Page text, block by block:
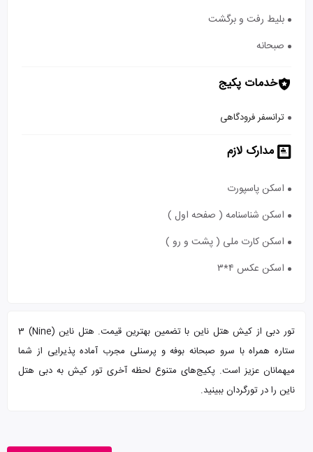
بلیط رفت و برگشت
صبحانه
خدمات پکیج
ترانسفر فرودگاهی
مدارک لازم
اسکن پاسپورت
اسکن شناسنامه ( صفحه اول )
اسکن کارت ملی ( پشت و رو )
اسکن عکس ۴*۳
تور دبی از کیش هتل ناین با تضمین بهترین قیمت. هتل ناین (Nine) 3
ستاره همراه با سرو صبحانه بوفه و پرسنلی مجرب آماده پذیرایی از شما
میهمانان عزیز است. پکیج‌های متنوع لحظه آخری تور کیش به دبی هتل
ناین را در تورگردان ببینید.